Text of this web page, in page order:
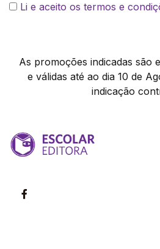
Li e aceito os termos e
As promoções indicadas são
e válidas até ao dia 10 de
indicação